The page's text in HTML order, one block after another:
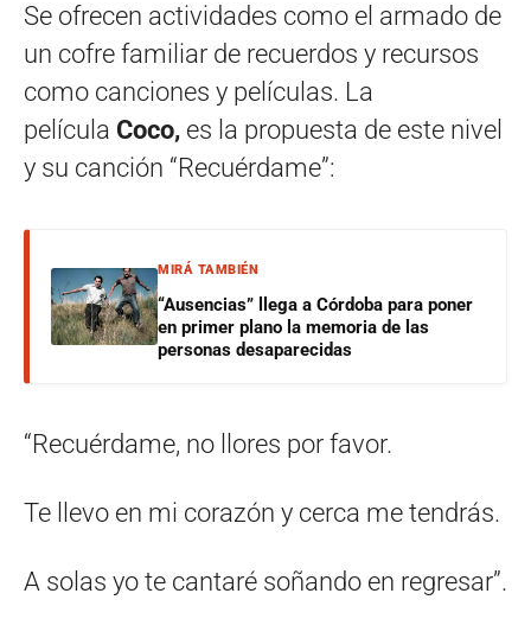
Se ofrecen actividades como el armado de
un cofre familiar de recuerdos y recursos
como canciones y películas. La
película Coco, es la propuesta de este nivel
y su canción “Recuérdame”:
MIRÁ TAMBIÉN
“Ausencias” llega a Córdoba para poner
en primer plano la memoria de las
personas desaparecidas
“Recuérdame, no llores por favor.
Te llevo en mi corazón y cerca me tendrás.
A solas yo te cantaré soñando en regresar”.